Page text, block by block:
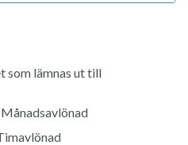
som lämnas ut till